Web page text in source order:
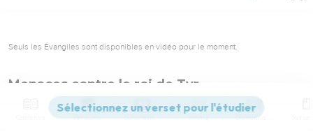
Seuls les Évangiles sont disponibles en vidéo pour le moment.
Menaces contre le roi de Tyr
La parole de l'Eternel me fut encore [adressée], en disant :
Versions Commentaires Strong